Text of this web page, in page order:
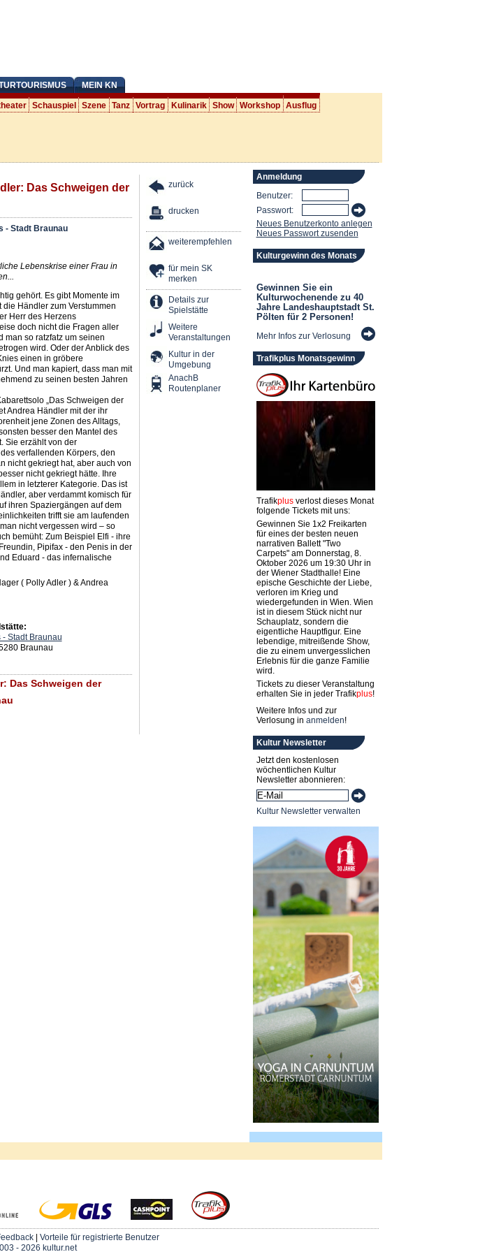
MEIN KN
Schauspiel Szene Tanz Vortrag Kulinarik Show Workshop Ausflug
Das Schweigen der
- Stadt Braunau
Lebenskrise einer Frau in
gehört. Es gibt Momente im
die Händler zum Verstummen
Herr des Herzens
doch nicht die Fragen aller
man so ratzfatz um seinen
wird. Oder der Anblick des
einen in gröbere
Und man kapiert, dass man mit
zu seinen besten Jahren
„Das Schweigen der
Andrea Händler mit der ihr
jene Zonen des Alltags,
besser den Mantel des
Sie erzählt von der
verfallenden Körpers, den
nicht gekriegt hat, aber auch von
nicht gekriegt hätte. Ihre
in letzterer Kategorie. Das ist
aber verdammt komisch für
ihren Spaziergängen auf dem
trifft sie am laufenden
nicht vergessen wird – so
bemüht: Zum Beispiel Elfi - ihre
Pipifax - den Penis in der
Eduard - das infernalische
( Polly Adler ) & Andrea
Stadt Braunau
Braunau
Das Schweigen der
zurück
drucken
weiterempfehlen
für mein SK
merken
Details zur
Spielstätte
Weitere
Veranstaltungen
Kultur in der
Umgebung
AnachB
Routenplaner
Anmeldung
Benutzer:
Passwort:
Neues Benutzerkonto anlegen
Neues Passwort zusenden
Kulturgewinn des Monats
Gewinnen Sie ein
Kulturwochenende zu 40
Jahre Landeshauptstadt St.
Pölten für 2 Personen!
Mehr Infos zur Verlosung
Trafikplus Monatsgewinn
Trafikplusverlost dieses Monat
folgende Tickets mit uns:
Gewinnen Sie 1x2 Freikarten
für eines der besten neuen
narrativen Ballett "Two
Carpets" am Donnerstag, 8.
Oktober 2026 um 19:30 Uhr in
der Wiener Stadthalle! Eine
epische Geschichte der Liebe,
verloren im Krieg und
wiedergefunden in Wien. Wien
ist in diesem Stück nicht nur
Schauplatz, sondern die
eigentliche Hauptfigur. Eine
lebendige, mitreißende Show,
die zu einem unvergesslichen
Erlebnis für die ganze Familie
wird.
Tickets zu dieser Veranstaltung
erhalten Sie in jeder Trafikplus!
Weitere Infos und zur
Verlosung in anmelden!
Kultur Newsletter
Jetzt den kostenlosen
wöchentlichen Kultur
Newsletter abonnieren:
Kultur Newsletter verwalten
| Vorteile für registrierte Benutzer
- 2026 kultur.net